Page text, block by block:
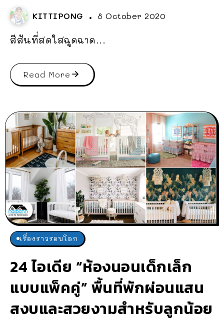
KITTIPONG 8 October 2020
สีสันที่สดใสฉูดฉาด...
Read More
เรื่องราวรอบโลก
24 ไอเดีย “ห้องนอนเด็กเล็ก
แบบแพ็คคู่” พื้นที่พักผ่อนแสน
สงบและสวยงามสำหรับลูกน้อย